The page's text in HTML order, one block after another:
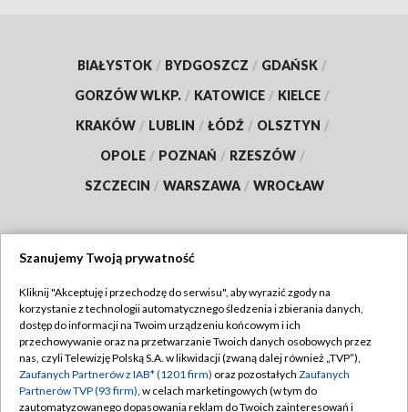
BIAŁYSTOK / BYDGOSZCZ / GDAŃSK /
GORZÓW WLKP. / KATOWICE / KIELCE /
KRAKÓW / LUBLIN / ŁÓDŹ / OLSZTYN /
OPOLE / POZNAŃ / RZESZÓW /
SZCZECIN / WARSZAWA / WROCŁAW
TVP
Abonament TVP
Emisja w TVP
Centrum informacji TVP
Regulamin TVP
Polityka prywatności
Moje zgody
Szanujemy Twoją prywatność
Kliknij "Akceptuję i przechodzę do serwisu", aby wyrazić zgody na
korzystanie z technologii automatycznego śledzenia i zbierania danych,
dostęp do informacji na Twoim urządzeniu końcowym i ich
przechowywanie oraz na przetwarzanie Twoich danych osobowych przez
nas, czyli Telewizję Polską S.A. w likwidacji (zwaną dalej również „TVP”),
Zaufanych Partnerów z IAB* (1201 firm) oraz pozostałych Zaufanych
Partnerów TVP (93 firm), w celach marketingowych (w tym do
zautomatyzowanego dopasowania reklam do Twoich zainteresowań i